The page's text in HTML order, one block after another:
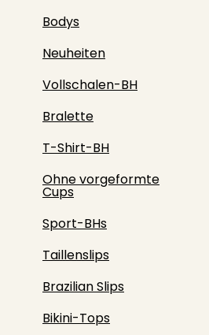
Bodys
Neuheiten
Vollschalen-BH
Bralette
T-Shirt-BH
Ohne vorgeformte
Cups
Sport-BHs
Taillenslips
Brazilian Slips
Bikini-Tops